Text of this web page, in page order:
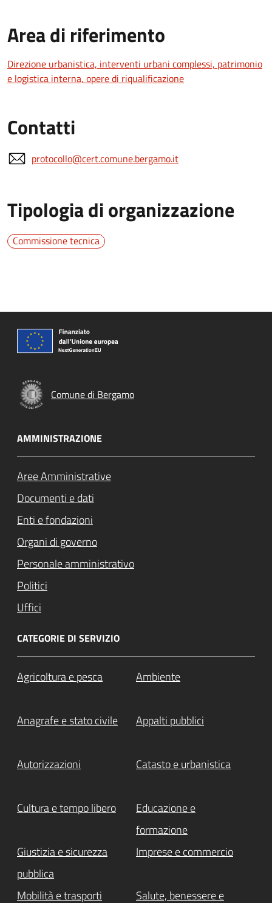
Area di riferimento
Direzione urbanistica, interventi urbani complessi, patrimonio
e logistica interna, opere di riqualificazione
Contatti
protocollo@cert.comune.bergamo.it
Tipologia di organizzazione
Commissione tecnica
Comune di Bergamo
AMMINISTRAZIONE
Aree Amministrative
Documenti e dati
Enti e fondazioni
Organi di governo
Personale amministrativo
Politici
Uffici
CATEGORIE DI SERVIZIO
Agricoltura e pesca Ambiente
Anagrafe e stato civile Appalti pubblici
Autorizzazioni Catasto e urbanistica
Cultura e tempo libero
Educazione e
formazione
Giustizia e sicurezza
pubblica
Imprese e commercio
Mobilità e trasporti
Salute, benessere e